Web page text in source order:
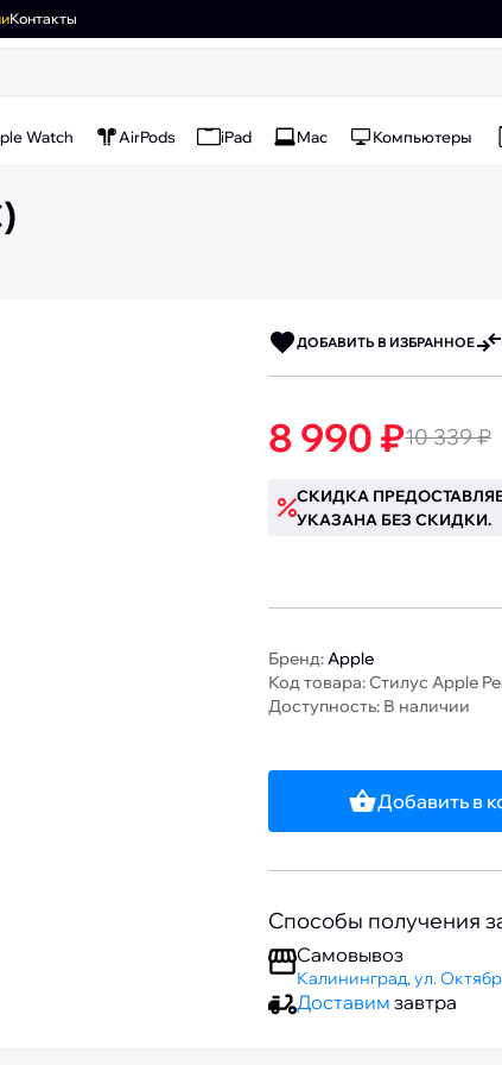
Контакты
Watch AirPods iPad Mac Компьютеры
ДОБАВИТЬ В ИЗБРАННОЕ
8 990 ₽10 339 ₽
СКИДКА
УКАЗАНА БЕЗ СКИДКИ.
Бренд:Apple
Код товара: Стилус Apple
Доступность: В наличии
Добавить в
Способы получения
Самовывоз
Калининград, ул.
Доставим завтра